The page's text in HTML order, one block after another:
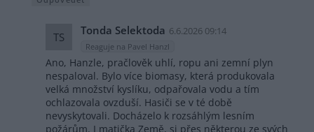
TS Tonda Selektoda 6.6.2026 09:14
Reaguje na Pavel Hanzl
Ano, Hanzle, pračlověk uhlí, ropu ani zemní plyn
nespaloval. Bylo více biomasy, která produkovala
velká množství kyslíku, odpařovala vodu a tím
ochlazovala ovzduší. Hasiči se v té době
nevyskytovali. Docházelo k rozsáhlým lesním
požárům. I matička Země, si přes některou ze svých